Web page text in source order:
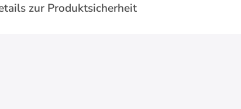
zur Produktsicherheit